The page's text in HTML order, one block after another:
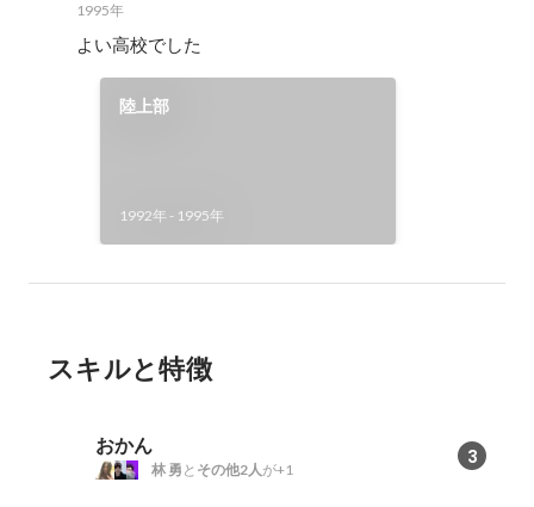
1995年
よい高校でした
陸上部
1992年 - 1995年
スキルと特徴
おかん 3
林 勇 と その他2人が+1